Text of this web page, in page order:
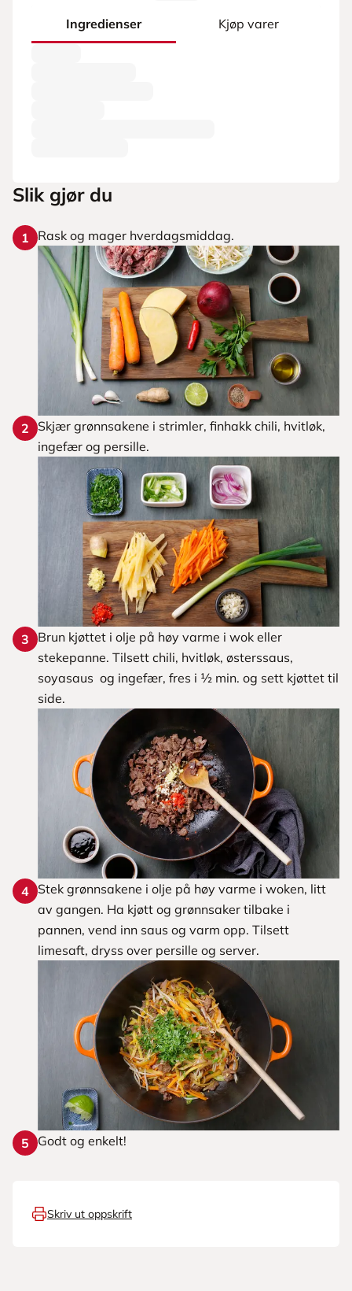
Ingredienser Kjøp varer
Slik gjør du
1 Rask og mager hverdagsmiddag.
2
Skjær grønnsakene i strimler, finhakk chili, hvitløk,
ingefær og persille.
3
Brun kjøttet i olje på høy varme i wok eller
stekepanne. Tilsett chili, hvitløk, østerssaus,
soyasaus og ingefær, fres i ½ min. og sett kjøttet til
side.
4 Stek grønnsakene i olje på høy varme i woken, litt
av gangen. Ha kjøtt og grønnsaker tilbake i
pannen, vend inn saus og varm opp. Tilsett
limesaft, dryss over persille og server.
5 Godt og enkelt!
Skriv ut oppskrift